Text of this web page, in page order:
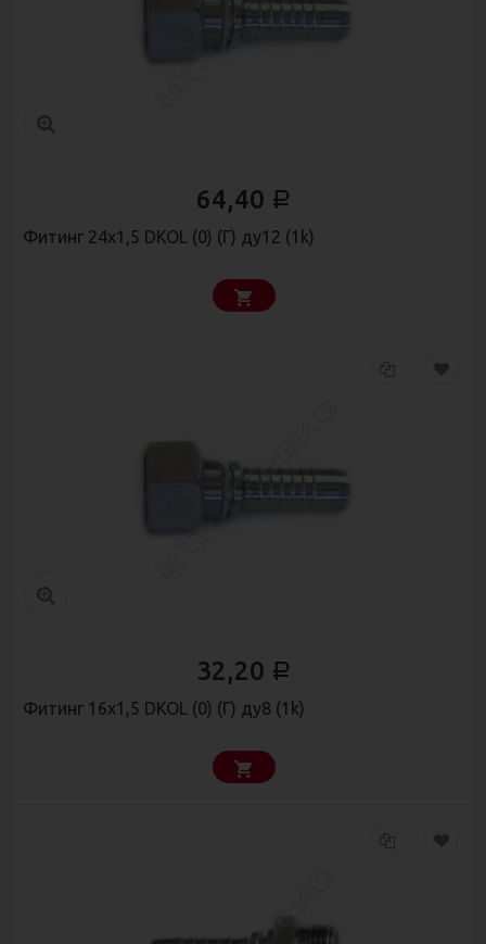
64,40 Р
Фитинг 24х1,5 DKOL (0) (Г) ду12 (1k)
32,20 Р
Фитинг 16х1,5 DKOL (0) (Г) ду8 (1k)